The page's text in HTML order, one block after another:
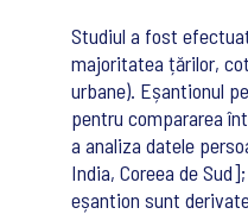
Studiul a fost
majoritatea țărilor,
urbane). Eșantionul
pentru compararea
a analiza datele
India, Coreea de
eșantion sunt